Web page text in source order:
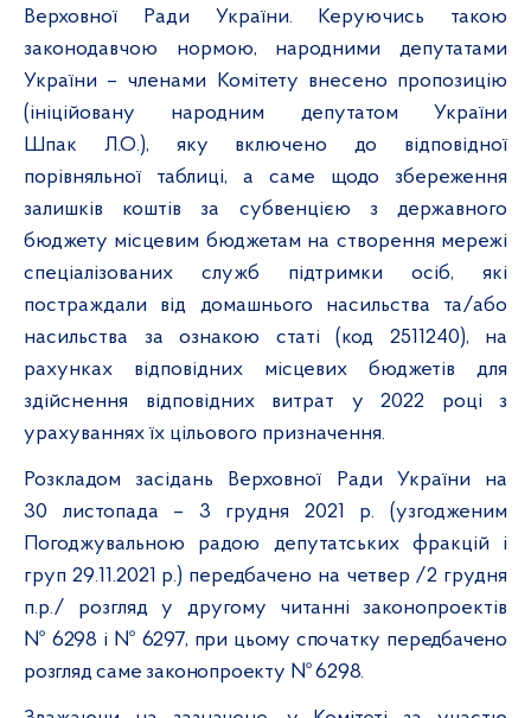
Верховної Ради України. Керуючись такою
законодавчою нормою, народними депутатами
України – членами Комітету внесено пропозицію
(ініційовану народним депутатом України
Шпак
Л.О.), яку включено до відповідної
порівняльної таблиці, а саме щодо збереження
залишків коштів за субвенцією з державного
бюджету місцевим бюджетам на створення мережі
спеціалізованих служб підтримки осіб, які
постраждали від домашнього насильства та/або
насильства за ознакою статі (код 2511240), на
рахунках відповідних місцевих бюджетів для
здійснення відповідних витрат у 2022 році з
урахуваннях їх цільового призначення.
Розкладом засідань Верховної Ради України на
30 листопада – 3 грудня 2021 р. (узгодженим
Погоджувальною радою депутатських фракцій і
груп 29.11.2021 р.) передбачено на четвер /2 грудня
п.р./ розгляд у другому читанні законопроектів
№ 6298 і № 6297, при цьому спочатку передбачено
розгляд саме законопроекту № 6298.